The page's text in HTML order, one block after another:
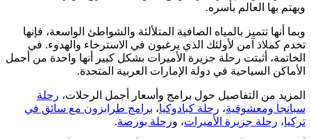
ويهتم بها العالم بأسره.
وبما أنها تتميز بالمياه الصافية المتلألئة والشواطئ الواسعة، فإنها
تخدم كملاذ آمن لأولئك الذي يرغبون في الاسترخاء والهدوء. في
الخاتمة، أثبتت رحلة جزيرة الأميرات بشكل كبير أنها واحدة من أجمل
الأماكن السياحية في دولة الإمارات العربية المتحدة.
المزيد من التفاصيل حول برامج وأسعار أجمل الرحلات، رحلة
سبانجا ومعشوقية، رحلة كبادوكيا، برامج طرابزون مع سائق في
تركيا، رحلة جزيرة الأميرات، ورحلة بورصة.